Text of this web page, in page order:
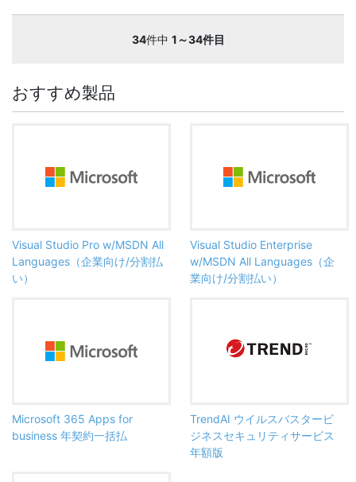
34件中 1～34件目
おすすめ製品
Visual Studio Pro w/MSDN All
Languages（企業向け/分割払
い）
Visual Studio Enterprise
w/MSDN All Languages（企
業向け/分割払い）
Microsoft 365 Apps for
business 年契約一括払
TrendAI ウイルスバスタービ
ジネスセキュリティサービス
年額版